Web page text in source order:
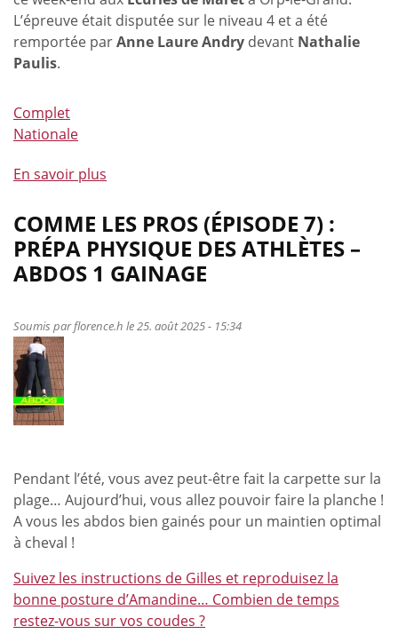
des
obliques
L’épreuve était disputée sur le niveau 4 et a été
remportée parAnne Laure Andry devant Nathalie
Paulis.
Complet
Nationale
En savoir plus
de
Nos
cavaliers
s’illustrent
lors
complet
!
COMME LES PROS (ÉPISODE 7) :
PRÉPA PHYSIQUE DES ATHLÈTES –
ABDOS 1 GAINAGE
Soumis parflorence.h le 25. août 2025 - 15:34
Pendant l’été, vous avez peut-être fait la carpette sur la
plage… Aujourd’hui, vous allez pouvoir faire la planche !
A vous les abdos bien gainés pour un maintien optimal
à cheval !
Suivez les instructions de Gilles et reproduisez la
bonne posture d’Amandine… Combien de temps
restez-vous sur vos coudes ?